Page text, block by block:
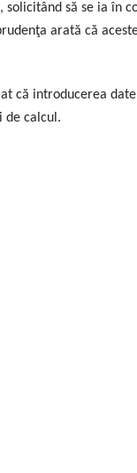
să se ia în
arată că
că introducerea
de calcul.